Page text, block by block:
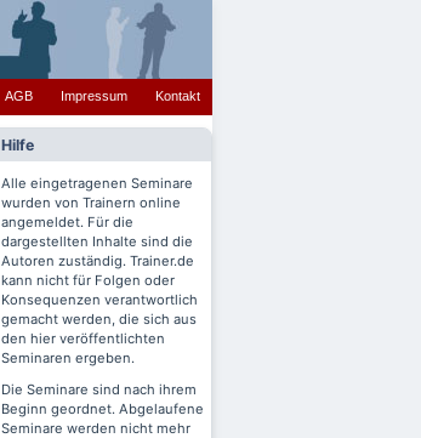
AGB Impressum Kontakt
Hilfe
Alle eingetragenen Seminare
wurden von Trainern online
angemeldet. Für die
dargestellten Inhalte sind die
Autoren zuständig. Trainer.de
kann nicht für Folgen oder
Konsequenzen verantwortlich
gemacht werden, die sich aus
den hier veröffentlichten
Seminaren ergeben.
Die Seminare sind nach ihrem
Beginn geordnet. Abgelaufene
Seminare werden nicht mehr